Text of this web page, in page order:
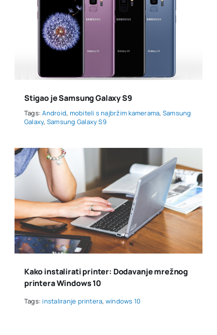
Stigao je Samsung Galaxy S9
Tags:Android, mobiteli s najbržim kamerama, Samsung
Galaxy, Samsung Galaxy S9
Kako instalirati printer: Dodavanje mrežnog
printera Windows 10
Tags: instaliranje printera, windows 10